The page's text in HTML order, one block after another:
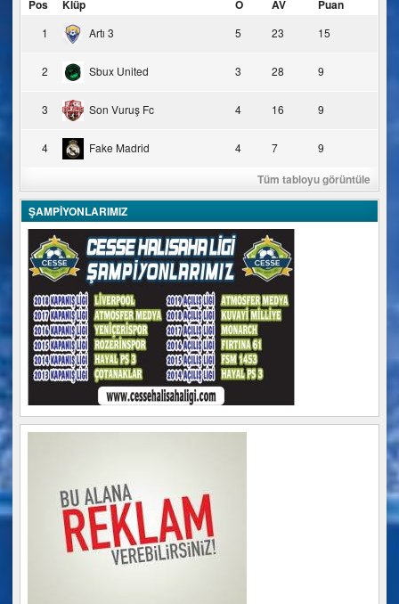
Pos Klüp O AV Puan
1 Artı 3 5 23 15
2 Sbux United 3 28 9
3 Son Vuruş Fc 4 16 9
4 Fake Madrid 4 7 9
Tüm tabloyu görüntüle
ŞAMPİYONLARIMIZ